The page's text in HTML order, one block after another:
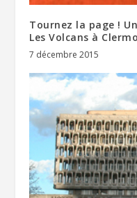
Tournez la page !
Les Volcans à
7 décembre 2015